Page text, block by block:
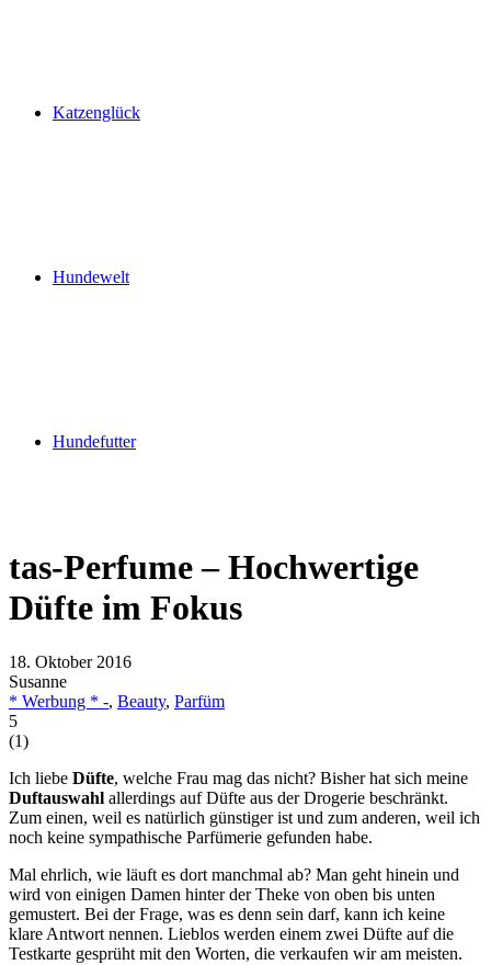
Katzenglück
Hundewelt
Hundefutter
tas-Perfume – Hochwertige
Düfte im Fokus
18. Oktober 2016
Susanne
* Werbung * -, Beauty, Parfüm
5
(1)
Ich liebe Düfte, welche Frau mag das nicht? Bisher hat sich meine
Duftauswahl allerdings auf Düfte aus der Drogerie beschränkt.
Zum einen, weil es natürlich günstiger ist und zum anderen, weil ich
noch keine sympathische Parfümerie gefunden habe.
Mal ehrlich, wie läuft es dort manchmal ab? Man geht hinein und
wird von einigen Damen hinter der Theke von oben bis unten
gemustert. Bei der Frage, was es denn sein darf, kann ich keine
klare Antwort nennen. Lieblos werden einem zwei Düfte auf die
Testkarte gesprüht mit den Worten, die verkaufen wir am meisten.